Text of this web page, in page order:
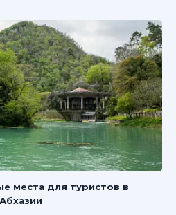
места для туристов в
Абхазии